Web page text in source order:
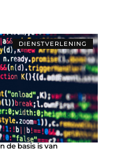
DIENSTVERLENING
de basis is van